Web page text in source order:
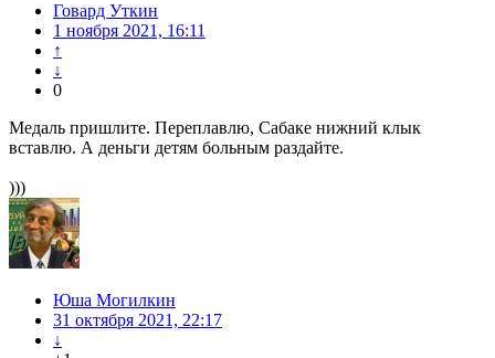
Говард Уткин
1 ноября 2021, 16:11
↑
↓
0
Медаль пришлите. Переплавлю, Сабаке нижний клык
вставлю. А деньги детям больным раздайте.
)))
Юша Могилкин
31 октября 2021, 22:17
↓